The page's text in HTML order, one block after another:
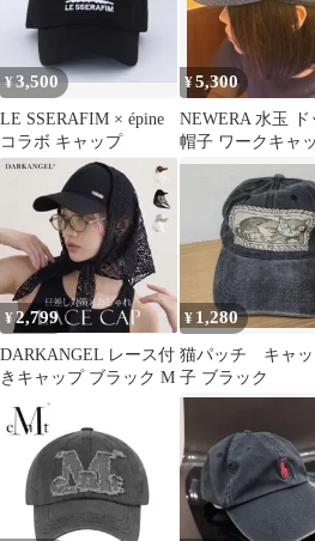
¥3,500
LE SSERAFIM × épine
コラボ キャップ
¥5,300
NEWERA 水玉 ド
帽子 ワークキャ
¥2,799
DARKANGEL レース付
きキャップ ブラック M
¥ 1,280
猫パッチ キャッ
子 ブラック